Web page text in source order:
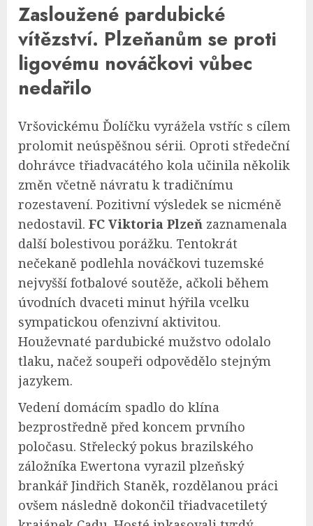
Zasloužené pardubické
vítězství. Plzeňanům se proti
ligovému nováčkovi vůbec
nedařilo
Vršovickému Ďolíčku vyrážela vstříc s cílem
prolomit neúspěšnou sérii. Oproti středeční
dohrávce třiadvacátého kola učinila několik
změn včetně návratu k tradičnímu
rozestavení. Pozitivní výsledek se nicméně
nedostavil. FC Viktoria Plzeň zaznamenala
další bolestivou porážku. Tentokrát
nečekaně podlehla nováčkovi tuzemské
nejvyšší fotbalové soutěže, ačkoli během
úvodních dvaceti minut hýřila vcelku
sympatickou ofenzivní aktivitou.
Houževnaté pardubické mužstvo odolalo
tlaku, načež soupeři odpovědělo stejným
jazykem.
Vedení domácím spadlo do klína
bezprostředně před koncem prvního
poločasu. Střelecký pokus brazilského
záložníka Ewertona vyrazil plzeňský
brankář Jindřich Staněk, rozdělanou práci
ovšem následně dokončil třiadvacetiletý